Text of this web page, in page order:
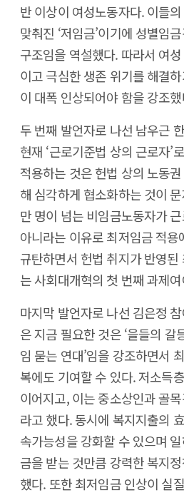
반 이상이 여성노동자다. 이들
맞춰진 ‘저임금’이기에 성별임
구조임을 역설했다. 따라서 여
이고 극심한 생존 위기를 해결
이 대폭 인상되어야 함을 강조
두 번째 발언자로 나선 남우근
현재 ‘근로기준법 상의 근로자’
적용하는 것은 헌법 상의 노동
해 심각하게 협소화하는 것이
만 명이 넘는 비임금노동자가
아니라는 이유로 최저임금 적
규탄하면서 헌법 취지가 반영
는 사회대개혁의 첫 번째 과제
마지막 발언자로 나선 김은정
은 지금 필요한 것은 ‘을들의 갈
임 묻는 연대’임을 강조하면서
복에도 기여할 수 있다. 저소득
이어지고, 이는 중소상인과 골
라고 했다. 동시에 복지지출의
속가능성을 강화할 수 있으며
금을 받는 것만큼 강력한 복지
했다. 또한 최저임금 인상이 실